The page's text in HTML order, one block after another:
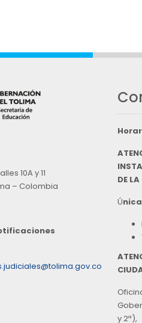
10A y 11
– Colombia
DE
Ú
y 2ª),